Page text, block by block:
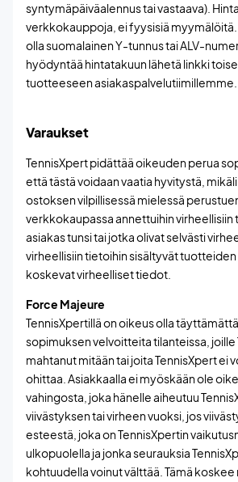
syntymäpäiväalennus tai vastaava).
verkkokauppoja, ei fyysisiä
olla suomalainen Y-tunnus tai ALV-
hyödyntää hintatakuun lähetä linkki
tuotteeseen asiakaspalvelutiimillemme.
Varaukset
TennisXpert pidättää oikeuden perua
että tästä voidaan vaatia hyvitystä,
ostoksen vilpillisessä mielessä
verkkokaupassa annettuihin virheellisiin
asiakas tunsi tai jotka olivat selvästi
virheellisiin tietoihin sisältyvät tuotteiden
koskevat virheelliset tiedot.
Force Majeure
TennisXpertillä on oikeus olla
sopimuksen velvoitteita tilanteissa, joille
mahtanut mitään tai joita TennisXpert ei
ohittaa. Asiakkaalla ei myöskään ole
vahingosta, joka hänelle aiheutuu
viivästyksen tai virheen vuoksi, jos
esteestä, joka on TennisXpertin
ulkopuolella ja jonka seurauksia
kohtuudella voinut välttää. Tämä koskee